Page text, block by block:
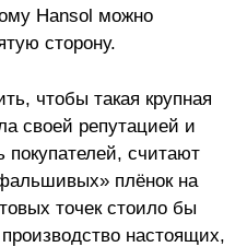
Hansol можно
сторону.
чтобы такая крупная
своей репутацией и
покупателей, считают
плёнок на
точек стоило бы
настоящих,